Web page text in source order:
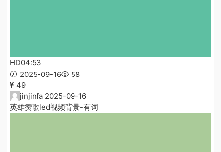
HD04:53
2025-09-16
58
49
jinjinfa 2025-09-16
英雄赞歌led视频背景-有词